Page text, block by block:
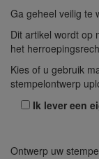
Ga geheel veilig te
Dit artikel wordt op
het
Kies of u gebruik
stempelontwerp
Ik lever een
Ontwerp uw